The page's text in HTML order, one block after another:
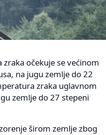
očekuje se većinom
na jugu zemlje do 22
zraka uglavnom
zemlje do 27 stepeni
širom zemlje zbog